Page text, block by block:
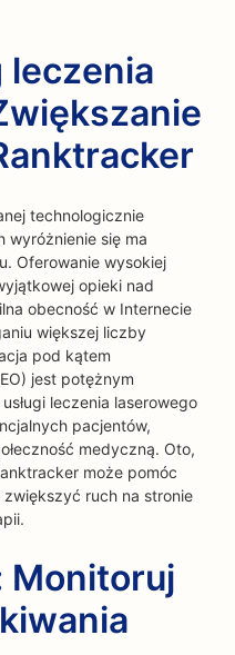
leczenia
technologicznie
wyróżnienie się ma
Oferowanie wysokiej
opieki nad
obecność w Internecie
większej liczby
pod kątem
jest potężnym
leczenia laserowego
pacjentów,
medyczną. Oto,
może pomóc
ruch na stronie
Monitoruj